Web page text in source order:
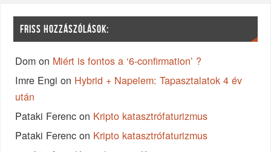
FRISS HOZZÁSZÓLÁSOK:
Dom on Miért is fontos a ‘6-confirmation’ ?
Imre Engi on Hybrid + Napelem: Tapasztalatok 4 év
után
Pataki Ferenc on Kripto katasztrófaturizmus
Pataki Ferenc on Kripto katasztrófaturizmus